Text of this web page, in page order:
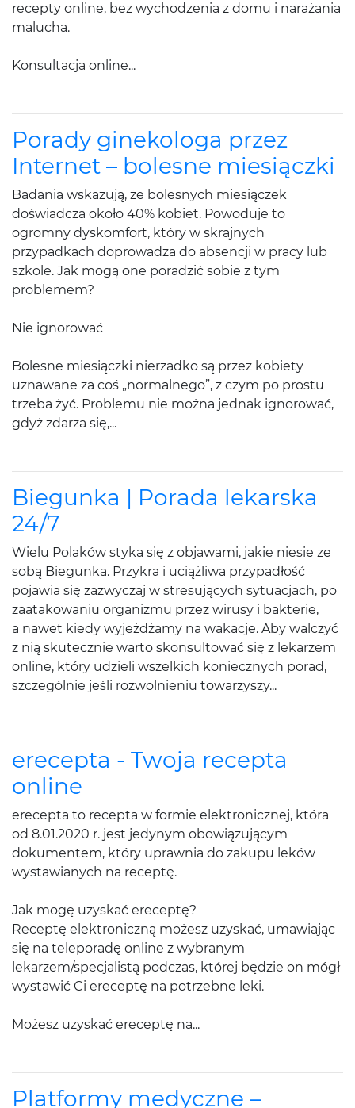
recepty online, bez wychodzenia z domu i narażania
malucha.
Konsultacja online...
Porady ginekologa przez
Internet – bolesne miesiączki
Badania wskazują, że bolesnych miesiączek
doświadcza około 40% kobiet. Powoduje to
ogromny dyskomfort, który w skrajnych
przypadkach doprowadza do absencji w pracy lub
szkole. Jak mogą one poradzić sobie z tym
problemem?
Nie ignorować
Bolesne miesiączki nierzadko są przez kobiety
uznawane za coś „normalnego”, z czym po prostu
trzeba żyć. Problemu nie można jednak ignorować,
gdyż zdarza się,...
Biegunka | Porada lekarska
24/7
Wielu Polaków styka się z objawami, jakie niesie ze
sobą Biegunka. Przykra i uciążliwa przypadłość
pojawia się zazwyczaj w stresujących sytuacjach, po
zaatakowaniu organizmu przez wirusy i bakterie,
a nawet kiedy wyjeżdżamy na wakacje. Aby walczyć
z nią skutecznie warto skonsultować się z lekarzem
online, który udzieli wszelkich koniecznych porad,
szczególnie jeśli rozwolnieniu towarzyszy...
erecepta - Twoja recepta
online
erecepta to recepta w formie elektronicznej, która
od 8.01.2020 r. jest jedynym obowiązującym
dokumentem, który uprawnia do zakupu leków
wystawianych na receptę.
Jak mogę uzyskać ereceptę?
Receptę elektroniczną możesz uzyskać, umawiając
się na teleporadę online z wybranym
lekarzem/specjalistą podczas, której będzie on mógł
wystawić Ci ereceptę na potrzebne leki.
Możesz uzyskać ereceptę na...
Platformy medyczne –